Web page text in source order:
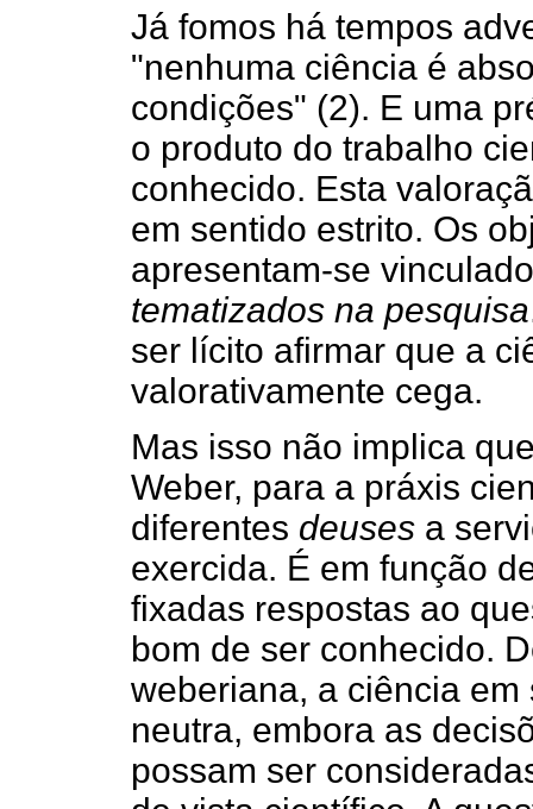
Já fomos há tempos
"nenhuma ciência é
condições" (2). E uma
o produto do trabalho
conhecido. Esta
em sentido estrito. Os
apresentam-se
tematizados na pesquisa
ser lícito afirmar que a
valorativamente cega.
Mas isso não implica
Weber, para a práxis
diferentes deuses a
exercida. É em função
fixadas respostas ao
bom de ser conhecido.
weberiana, a ciência
neutra, embora as
possam ser